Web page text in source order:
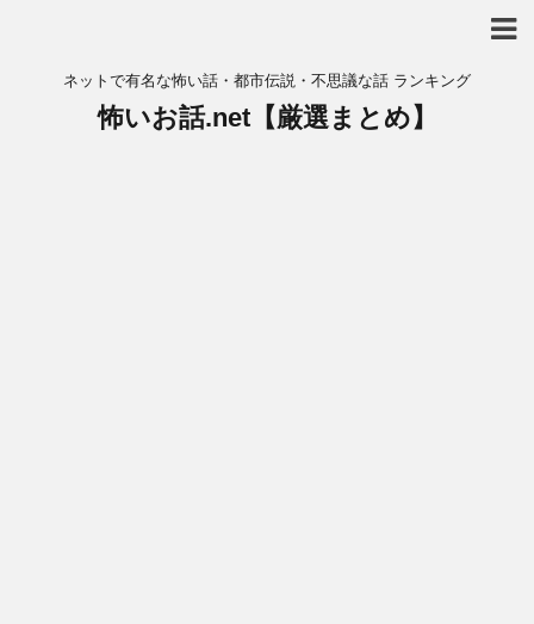
ネットで有名な怖い話・都市伝説・不思議な話 ランキング
怖いお話.net【厳選まとめ】